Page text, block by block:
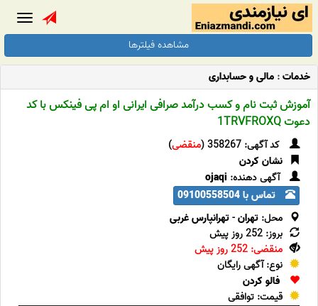
مشاهده فیلترها
خدمات: مالی و حسابداری
آموزش ثبت نام و کسب درآمد صرافی ایرانی او ام پی فینکس با کد
دعوت 1TRVFROXQ
کد آگهی: 358267 ( منقضی)
نشان کردن
آگهی دهنده: ojaqi
تماس با 09100558504
محل: تهران-تهرانپارس غربی
بروز: 252 روز پیش
منقضی: 252 روز پیش
نوع: آگهی رایگان
فالو کردن
قیمت: توافقی